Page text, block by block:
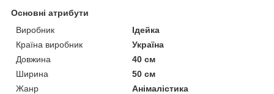
Основні атрибути
Виробник
Ідейка
Країна виробник
Україна
Довжина
40 см
Ширина
50 см
Жанр
Анімалістика